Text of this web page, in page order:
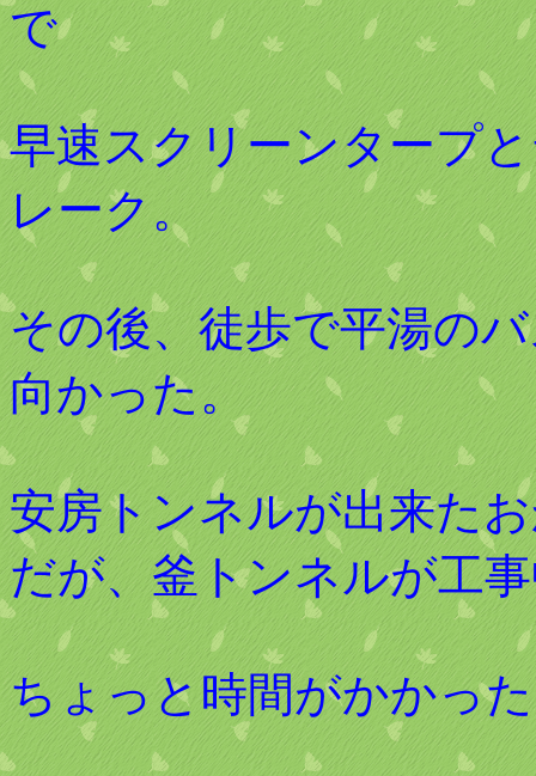
で
早速スクリーンタープ
レーク。
その後、徒歩で平湯の
向かった。
安房トンネルが出来た
だが、釜トンネルが工
ちょっと時間がかかっ